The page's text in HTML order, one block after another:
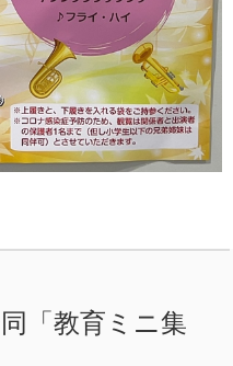
「教育ミニ集